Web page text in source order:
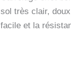
sol très clair,
facile et la